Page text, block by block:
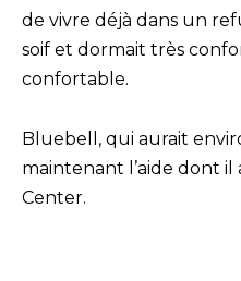
de vivre déjà dans un
soif et dormait très
confortable.
Bluebell, qui aurait
maintenant l’aide dont il
Center.